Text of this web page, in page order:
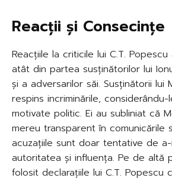
Reacții și Consecințe
Reacțiile la criticile lui C.T.
atât din partea susținătorilor lui
și a adversarilor săi. Susținătorii lui
respins incriminările,
motivate politic. Ei au subliniat că
mereu transparent în comunicările
acuzațiile sunt doar tentative de a-
autoritatea și influența. Pe de altă
folosit declarațiile lui C.T. Popescu